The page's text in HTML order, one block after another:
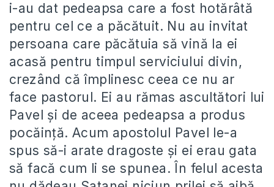
i-au dat pedeapsa care a fost hotărâtă
pentru cel ce a păcătuit. Nu au invitat
persoana care păcătuia să vină la ei
acasă pentru timpul serviciului divin,
crezând că împlinesc ceea ce nu ar
face pastorul. Ei au rămas ascultători lui
Pavel și de aceea pedeapsa a produs
pocăință. Acum apostolul Pavel le-a
spus să-i arate dragoste și ei erau gata
să facă cum li se spunea. În felul acesta